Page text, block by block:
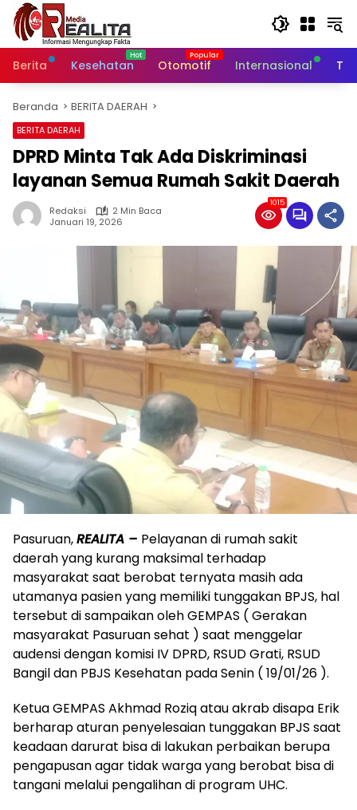
Langsung
konten
Berita
Kesehatan Otomotif Internasional
Beranda BERITA DAERAH
BERITA DAERAH
DPRD Minta Tak Ada Diskriminasi
layanan Semua Rumah Sakit Daerah
Redaksi
2 Min Baca
Januari 19, 2026
1015
Pasuruan,REALITA – Pelayanan di rumah sakit
daerah yang kurang maksimal terhadap
masyarakat saat berobat ternyata masih ada
utamanya pasien yang memiliki tunggakan BPJS, hal
tersebut di sampaikan oleh GEMPAS ( Gerakan
masyarakat Pasuruan sehat ) saat menggelar
audensi dengan komisi IV DPRD, RSUD Grati, RSUD
Bangil dan PBJS Kesehatan pada Senin ( 19/01/26 ).
Ketua GEMPAS Akhmad Roziq atau akrab disapa Erik
berharap aturan penyelesaian tunggakan BPJS saat
keadaan darurat bisa di lakukan perbaikan berupa
pengapusan agar tidak warga yang berobat bisa di
tangani melalui pengalihan di program UHC.